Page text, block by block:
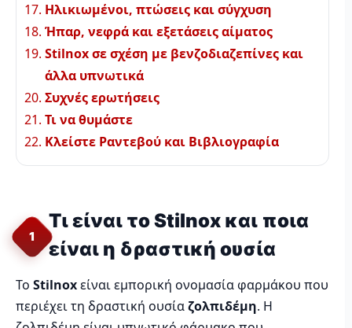
Ηλικιωμένοι, πτώσεις και σύγχυση
Ήπαρ, νεφρά και εξετάσεις αίματος
Stilnox σε σχέση με βενζοδιαζεπίνες και
άλλα υπνωτικά
Συχνές ερωτήσεις
Τι να θυμάστε
Κλείστε Ραντεβού και Βιβλιογραφία
1
Τι είναι το Stilnox και ποια
είναι η δραστική ουσία
Το Stilnoxείναι εμπορική ονομασία φαρμάκου που
περιέχει τη δραστική ουσίαζολπιδέμη. Η